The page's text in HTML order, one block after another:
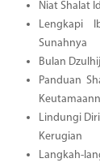
Niat Shalat
Lengkapi
Sunahnya
Bulan
Panduan
Lindungi
Kerugian
Langkah-